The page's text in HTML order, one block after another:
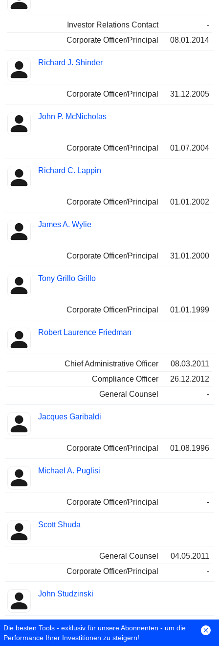
Investor Relations Contact
-
Corporate Officer/Principal
08.01.2014
Richard J. Shinder
Corporate Officer/Principal 31.12.2005
John P. McNicholas
Corporate Officer/Principal 01.07.2004
Richard C. Lappin
Corporate Officer/Principal 01.01.2002
James A. Wylie
Corporate Officer/Principal 31.01.2000
Tony Grillo Grillo
Corporate Officer/Principal 01.01.1999
Robert Laurence Friedman
Chief Administrative Officer
08.03.2011
Compliance Officer
26.12.2012
General Counsel
-
Jacques Garibaldi
Corporate Officer/Principal 01.08.1996
Michael A. Puglisi
Corporate Officer/Principal -
Scott Shuda
General Counsel
04.05.2011
Corporate Officer/Principal
-
John Studzinski
Investor Relations Contact -
Die besten Tools - exklusiv für unsere Abonnenten - um die
Performance Ihrer Investitionen zu steigern!